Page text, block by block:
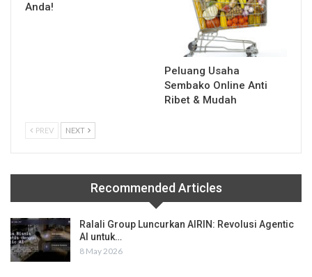
Anda!
Peluang Usaha
Sembako Online Anti
Ribet & Mudah
PREV NEXT
Recommended Articles
Ralali Group Luncurkan AIRIN: Revolusi Agentic
AI untuk…
8 May 2026